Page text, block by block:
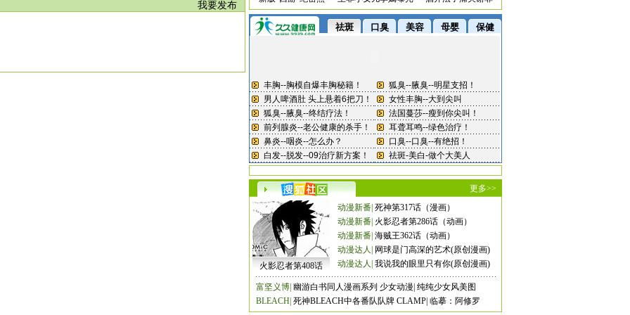
我要发布
更多>>
火影忍者第408话
动漫新番 死神第317话（漫画）
动漫新番 火影忍者第286话（动画）
动漫新番 海贼王362话（动画）
动漫达人
网球是门高深的艺术(原创漫画)
动漫达人 我说我的眼里只有你(原创漫画)
富坚义博 幽游白书同人漫画系列 少女动漫 纯纯少女风美图
BLEACH 死神BLEACH中各番队队牌 CLAMP 临摹：阿修罗